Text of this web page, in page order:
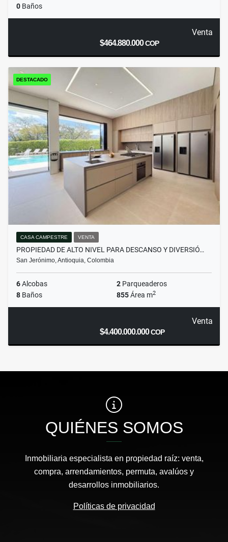
0 Baños
Venta
$464.880.000COP
DESTACADO
CASA CAMPESTRE VENTA
PROPIEDAD DE ALTO NIVEL PARA DESCANSO Y DIVERSIÓ…
San Jerónimo, Antioquia, Colombia
6Alcobas 2 Parqueaderos
8 Baños 855Área m2
Venta
$4.400.000.000COP
QUIÉNES SOMOS
Inmobiliaria especialista en propiedad raíz: venta,
compra, arrendamientos, permuta, avalúos y
desarrollos inmobiliarios.
Políticas de privacidad